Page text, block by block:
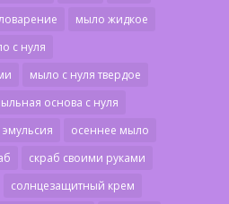
мыло жидкое
с нуля
мыло с нуля твердое
основа с нуля
осеннее мыло
скраб своими руками
солнцезащитный крем